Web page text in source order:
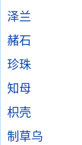
泽兰
赭石
珍珠
知母
枳壳
制草乌